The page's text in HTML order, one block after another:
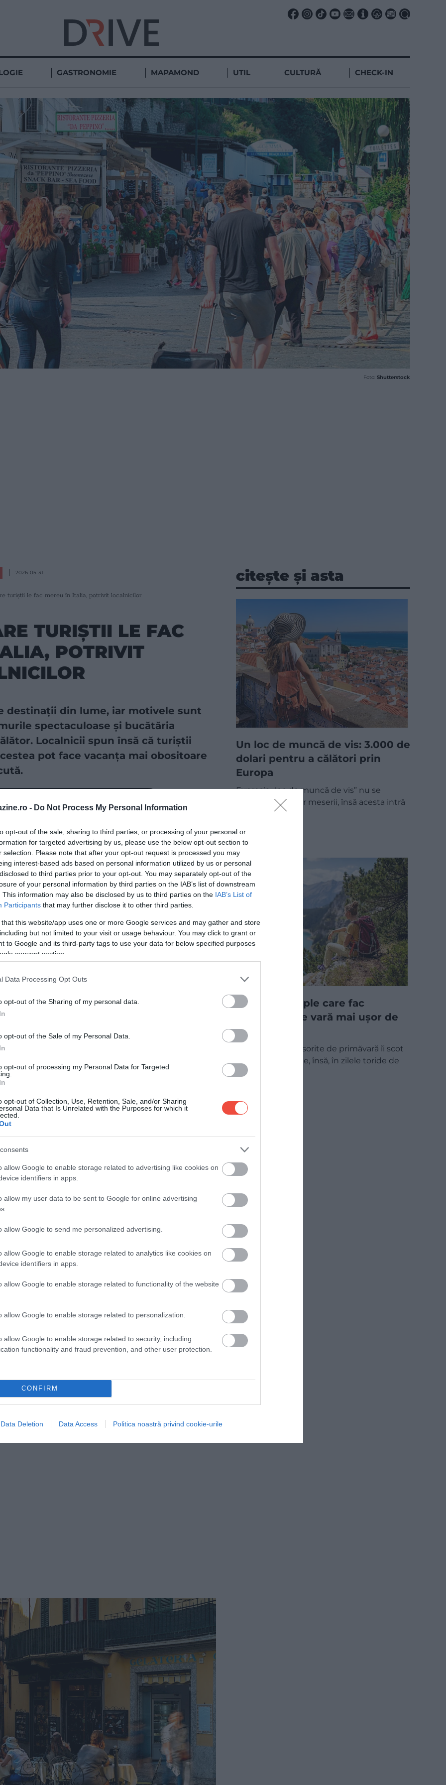
- Do Not Process My Personal Information
opt-out of the sale, sharing to third parties, or processing of your personal or
for targeted advertising by us, please use the below opt-out section to
selection. Please note that after your opt-out request is processed you may
interest-based ads based on personal information utilized by us or personal
to third parties prior to your opt-out. You may separately opt-out of the
of your personal information by third parties on the IAB’s list of downstream
This information may also be disclosed by us to third parties on the IAB’s List of
Participants that may further disclose it to other third parties.
that this website/app uses one or more Google services and may gather and store
but not limited to your visit or usage behaviour. You may click to grant or
to Google and its third-party tags to use your data for below specified purposes
consent section.
Data Processing Opt Outs
opt-out of the Sharing of my personal data.
opt-out of the Sale of my Personal Data.
opt-out of processing my Personal Data for Targeted
opt-out of Collection, Use, Retention, Sale, and/or Sharing
Data that Is Unrelated with the Purposes for which it
allow Google to enable storage related to advertising like cookies on
identifiers in apps.
allow my user data to be sent to Google for online advertising
allow Google to send me personalized advertising.
allow Google to enable storage related to analytics like cookies on
identifiers in apps.
allow Google to enable storage related to functionality of the website
allow Google to enable storage related to personalization.
allow Google to enable storage related to security, including
functionality and fraud prevention, and other user protection.
CONFIRM
Data Deletion Data Access Politica noastră privind cookie-urile
GASTRONOMIE MAPAMOND UTIL CULTURĂ CHECK-IN
Foto: Shutterstock
2026-05-31
turiștii le fac mereu în Italia, potrivit localnicilor
TURIȘTII LE FAC
POTRIVIT
destinații din lume, iar motivele sunt
spectaculoase și bucătăria
Localnicii spun însă că turiștii
pot face vacanța mai obositoare
preferată în Căutarea Google!
de a înghesui prea multe obiective în doar câteva
cu adevărat într-o singură vacanță, așa că este mai
plimbări neplanificate. Uneori, cele mai frumoase
pierzi pe străzi fără o țintă clară.
Specialista în limbi străine Martina Carucci
un magazin sau într-un restaurant fără să saluți.
cu persoane necunoscute sunt mai
sau arrivederci. Italienii apreciază, de regulă,
în limba lor.
au atras atenția că gastronomia italiană este
preparat tipic roman, așa că, în Veneția, este mai
pentru pizza, iar Florența pentru bistecca alla
greșesc atunci când caută peste tot doar
citește și asta
Un loc de muncă de vis: 3.000 de
dolari pentru a călători prin
Europa
Expresia „loc de muncă de vis” nu se
potrivește multor meserii, însă acesta intră
fără îndoială în…
UTIL
5 trucuri simple care fac
drumețiile de vară mai ușor de
suportat
Weekendurile însorite de primăvară îi scot
pe mulți pe trasee, însă, în zilele toride de
vară…